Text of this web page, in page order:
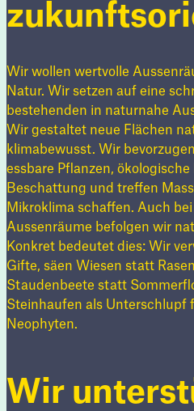
Wir wollen wertvolle
Natur. Wir setzen auf eine
bestehenden in naturnahe
Wir gestaltet neue Flächen
klimabewusst. Wir
essbare Pflanzen,
Beschattung und treffen
Mikroklima schaffen. Auch
Aussenräume befolgen wir
Konkret bedeutet dies: Wir
Gifte, säen Wiesen statt
Staudenbeete statt
Steinhaufen als Unterschlupf
Neophyten.
Wir